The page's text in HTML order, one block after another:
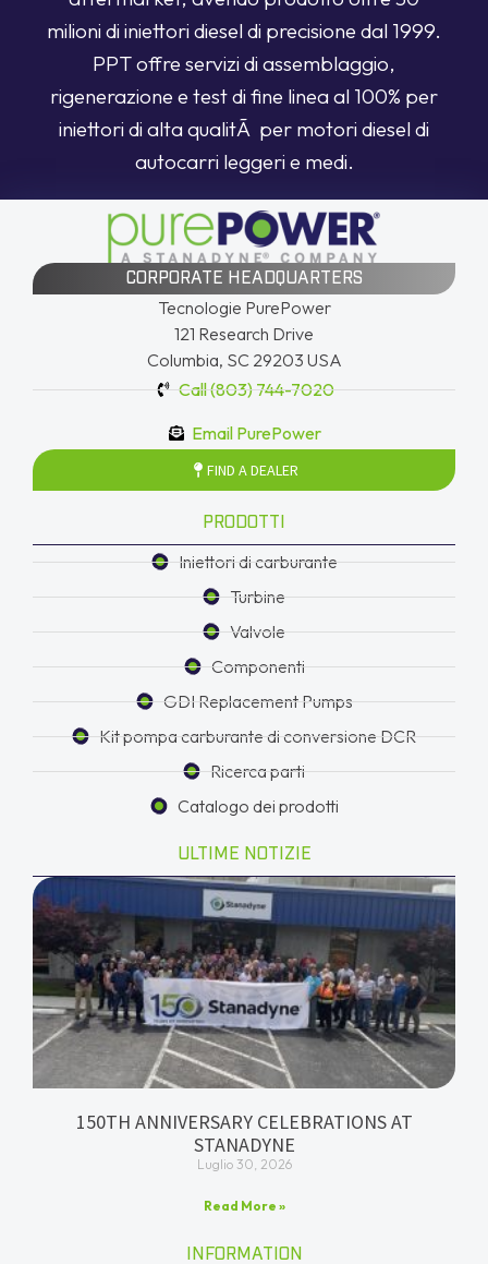
milioni di iniettori diesel di precisione dal 1999.
PPT offre servizi di assemblaggio,
rigenerazione e test di fine linea al 100% per
iniettori di alta qualitÃ per motori diesel di
autocarri leggeri e medi.
CORPORATE HEADQUARTERS
Tecnologie PurePower
121 Research Drive
Columbia, SC 29203 USA
Call (803) 744-7020
Email PurePower
FIND A DEALER
PRODOTTI
Iniettori di carburante
Turbine
Valvole
Componenti
GDI Replacement Pumps
Kit pompa carburante di conversione DCR
Ricerca parti
Catalogo dei prodotti
ULTIME NOTIZIE
150TH ANNIVERSARY CELEBRATIONS AT
STANADYNE
Luglio 30, 2026
Read More »
INFORMATION